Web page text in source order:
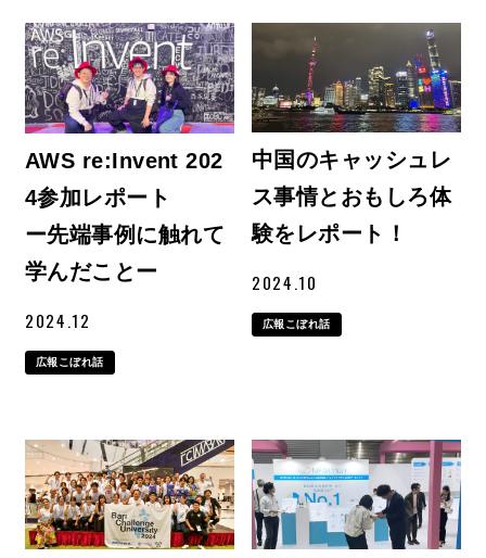
AWS re:Invent 202
4参加レポート
ー先端事例に触れて
学んだことー
2024.12
広報こぼれ話
中国のキャッシュレ
ス事情とおもしろ体
験をレポート！
2024.10
広報こぼれ話